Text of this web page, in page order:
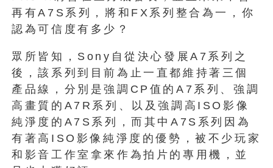
再有A7S系列，將和FX系列整合為一，你
認為可信度有多少？
眾所皆知，Sony自從決心發展A7系列之
後，該系列到目前為止一直都維持著三個
產品線，分別是強調CP值的A7系列、強調
高畫質的A7R系列、以及強調高ISO影像
純淨度的A7S系列，而其中A7S系列因為
有著高ISO影像純淨度的優勢，被不少玩家
和影音工作室拿來作為拍片的專用機，並